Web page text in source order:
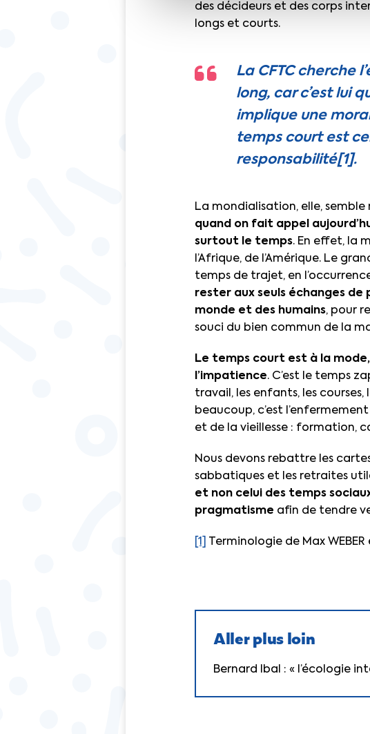
des décideurs et des corps
longs et courts.
La CFTC cherche
long, car c’est lui
implique une
temps court est
responsabilité[1].
La mondialisation, elle,
quand on fait appel
surtout le temps. En effet, la
l’Afrique, de l’Amérique. Le
temps de trajet, en
rester aux seuls échanges
monde et des humains, pour
souci du bien commun de la
Le temps court est à la
l’impatience. C’est le temps
travail, les enfants, les
beaucoup, c’est
et de la vieillesse : formation,
Nous devons rebattre les
sabbatiques et les retraites
et non celui des temps
pragmatisme afin de tendre
[1] Terminologie de Max WEBER
Aller plus loin
Bernard Ibal : « l’écologie